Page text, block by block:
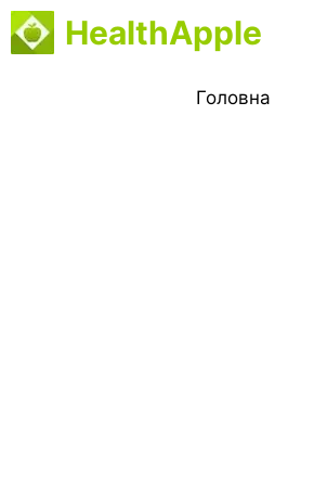
Перейти
до
HealthApple
Головна